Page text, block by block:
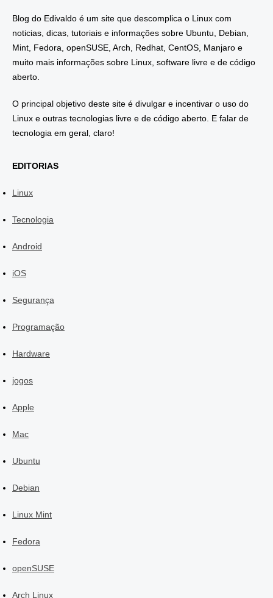
Blog do Edivaldo é um site que descomplica o Linux com
noticias, dicas, tutoriais e informações sobre Ubuntu, Debian,
Mint, Fedora, openSUSE, Arch, Redhat, CentOS, Manjaro e
muito mais informações sobre Linux, software livre e de código
aberto.
O principal objetivo deste site é divulgar e incentivar o uso do
Linux e outras tecnologias livre e de código aberto. E falar de
tecnologia em geral, claro!
EDITORIAS
Linux
Tecnologia
Android
iOS
Segurança
Programação
Hardware
jogos
Apple
Mac
Ubuntu
Debian
Linux Mint
Fedora
openSUSE
Arch Linux